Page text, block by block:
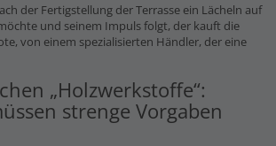
der Fertigstellung der Terrasse ein Lächeln auf
und seinem Impuls folgt, der kauft die
von einem spezialisierten Händler, der eine
„Holzwerkstoffe“:
strenge Vorgaben